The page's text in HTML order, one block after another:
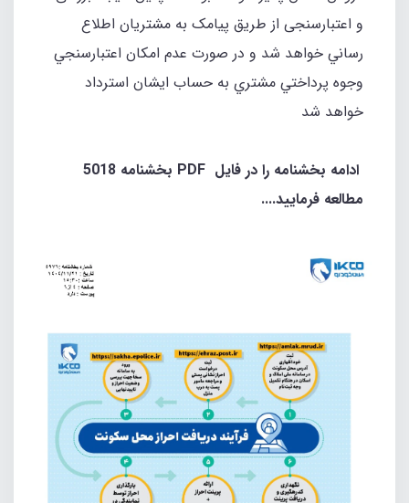
و اعتبارسنجی از طریق پیامک به مشتریان اطلاع
رساني خواهد شد و در صورت عدم امكان اعتبارسنجي
وجوه پرداختي مشتري به حساب ايشان استرداد
خواهد شد
ادامه بخشنامه را در فایل PDF بخشنامه 5018
مطالعه فرمایید....